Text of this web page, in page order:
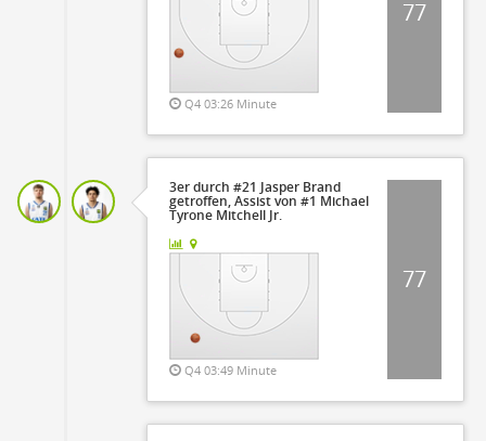
Q4 03:26 Minute
77
3er durch #21 Jasper Brand
getroffen, Assist von #1 Michael
Tyrone Mitchell Jr.
Q4 03:49 Minute
77